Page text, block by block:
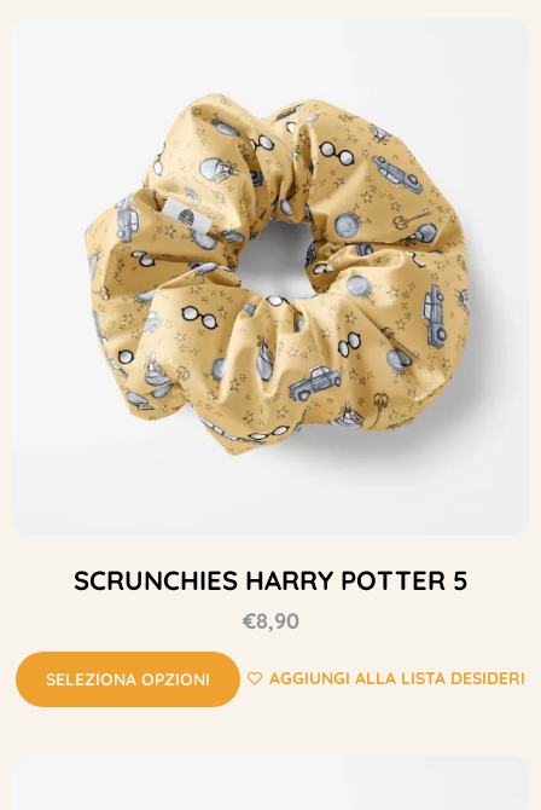
SCRUNCHIES HARRY POTTER 5
€8,90
SELEZIONA OPZIONI AGGIUNGI ALLA LISTA DESIDERI